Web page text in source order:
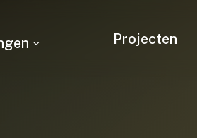
Projecten